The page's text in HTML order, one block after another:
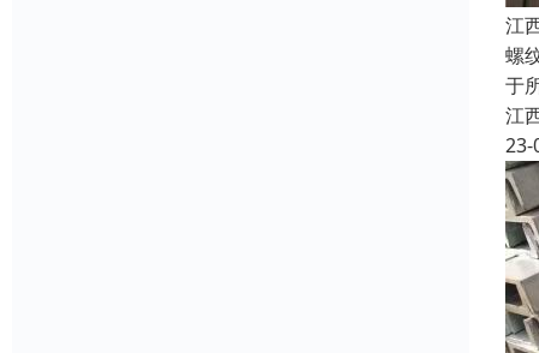
江
螺
于
江
23-